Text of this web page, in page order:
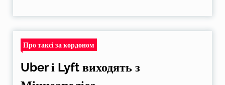
Про таксі за кордоном
Uber і Lyft виходять з